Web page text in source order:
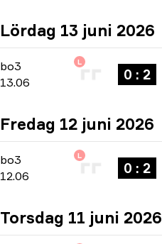
Lördag 13 juni 2026
bo3
bo3
13.06
L
0 : 2
Fredag 12 juni 2026
bo3
bo3
12.06
L
0 : 2
Torsdag 11 juni 2026